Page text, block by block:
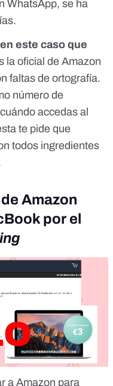
WhatsApp, se ha
este caso que
la oficial de Amazon
faltas de ortografía.
número de
accedas al
te pide que
todos ingredientes
Amazon
por el
a Amazon para